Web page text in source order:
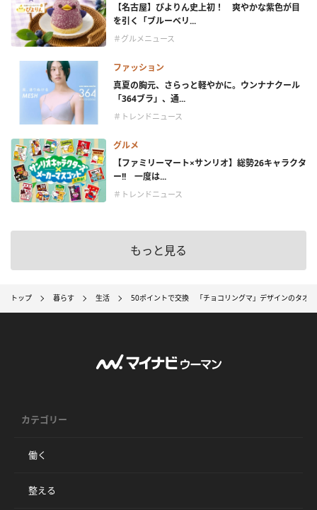
【名古屋】ぴよりん史上初！ 爽やかな紫色が目
を引く「ブルーベリ...
＃グルメニュース
ファッション
真夏の胸元、さらっと軽やかに。ウンナナクール
「364ブラ」、通...
＃トレンドニュース
グルメ
【ファミリーマート×サンリオ】総勢26キャラクタ
ー!! 一度は...
＃トレンドニュース
もっと見る
トップ 暮らす 生活 50ポイントで交換 「チョコリングマ」デザインのタオ
カテゴリー
働く
整える